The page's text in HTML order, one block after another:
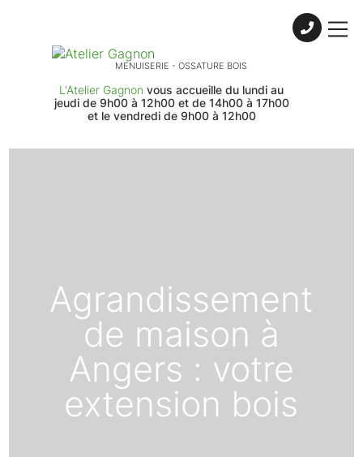
MENUISERIE - OSSATURE BOIS
L'Atelier Gagnon vous accueille du lundi au
jeudi de 9h00 à 12h00 et de 14h00 à 17h00
et le vendredi de 9h00 à 12h00
Agrandissement
de maison à
Angers : votre
extension bois